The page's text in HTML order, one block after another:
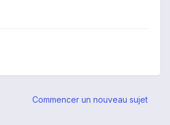
Commencer un nouveau sujet